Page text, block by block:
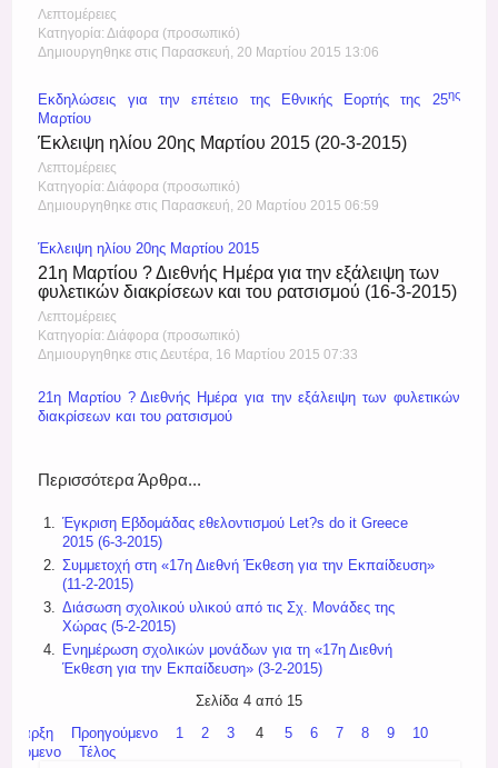
Λεπτομέρειες
Κατηγορία: Διάφορα (προσωπικό)
Δημιουργηθηκε στις Παρασκευή, 20 Μαρτίου 2015 13:06
Εκδηλώσεις για την επέτειο της Εθνικής Εορτής της 25ης
Μαρτίου
Έκλειψη ηλίου 20ης Μαρτίου 2015 (20-3-2015)
Λεπτομέρειες
Κατηγορία: Διάφορα (προσωπικό)
Δημιουργηθηκε στις Παρασκευή, 20 Μαρτίου 2015 06:59
Έκλειψη ηλίου 20ης Μαρτίου 2015
21η Μαρτίου ? Διεθνής Ημέρα για την εξάλειψη των
φυλετικών διακρίσεων και του ρατσισμού (16-3-2015)
Λεπτομέρειες
Κατηγορία: Διάφορα (προσωπικό)
Δημιουργηθηκε στις Δευτέρα, 16 Μαρτίου 2015 07:33
21η Μαρτίου ? Διεθνής Ημέρα για την εξάλειψη των φυλετικών
διακρίσεων και του ρατσισμού
Περισσότερα Άρθρα...
Έγκριση Εβδομάδας εθελοντισμού Let?s do it Greece
2015 (6-3-2015)
Συμμετοχή στη «17η Διεθνή Έκθεση για την Εκπαίδευση»
(11-2-2015)
Διάσωση σχολικού υλικού από τις Σχ. Μονάδες της
Χώρας (5-2-2015)
Ενημέρωση σχολικών μονάδων για τη «17η Διεθνή
Έκθεση για την Εκπαίδευση» (3-2-2015)
Σελίδα 4 από 15
Έναρξη
Προηγούμενο 1 2 3 4 5 6 7 8 9
10
Επόμενο
Τέλος